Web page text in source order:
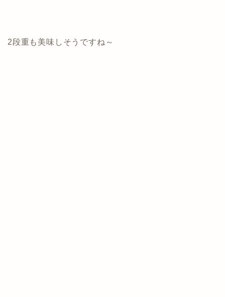
2段重も美味しそうですね～